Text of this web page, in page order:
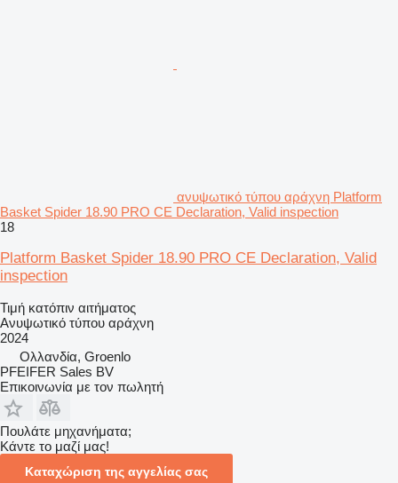
ανυψωτικό τύπου αράχνη Platform
Basket Spider 18.90 PRO CE Declaration, Valid inspection
18
Platform Basket Spider 18.90 PRO CE Declaration, Valid
inspection
Τιμή κατόπιν αιτήματος
Ανυψωτικό τύπου αράχνη
2024
Ολλανδία, Groenlo
PFEIFER Sales BV
Επικοινωνία με τον πωλητή
Πουλάτε μηχανήματα;
Κάντε το μαζί μας!
Καταχώριση της αγγελίας σας